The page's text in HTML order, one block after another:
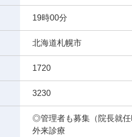
19時00分
北海道札幌市
1720
3230
◎管理者も募集（院長就任
外来診療